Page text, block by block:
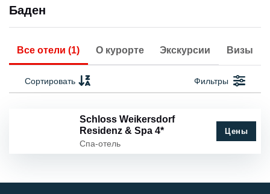
Баден
Все отели (1) О курорте Экскурсии Визы
Сортировать Фильтры
Schloss Weikersdorf
Residenz & Spa 4*
Спа-отель
Цены